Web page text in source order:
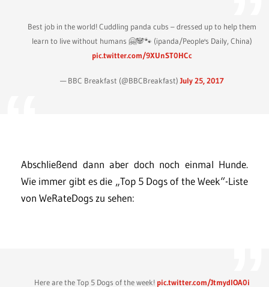
Best job in the world! Cuddling panda cubs – dressed up to help them
learn to live without humans 🤗🐼🐾 (ipanda/People's Daily, China)
pic.twitter.com/9XUnST0HCc
— BBC Breakfast (@BBCBreakfast)July 25, 2017
Abschließend dann aber doch noch einmal Hunde.
Wie immer gibt es die „Top 5 Dogs of the Week“-Liste
von WeRateDogs zu sehen:
Here are the Top 5 Dogs of the week! pic.twitter.com/JtmydlOA0i